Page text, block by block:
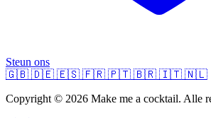
Steun ons
🇬🇧 🇩🇪 🇪🇸 🇫🇷 🇵🇹 🇧🇷 🇮🇹 🇳🇱
Copyright © 2026 Make me a cocktail. Alle